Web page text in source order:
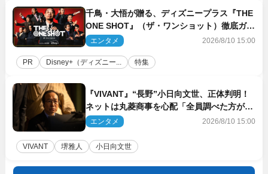
千鳥・大悟が贈る、ディズニープラス『THE
ONE SHOT』（ザ・ワンショット）徹底ガイ
ド！ 今のお笑い界に一石を投じる“真の笑
エンタメ 2026/8/10 15:00
PR Disney+（ディズニー... 特集
『VIVANT』“長野”小日向文世、正体判明！
ネットは丸菱商事を心配「全員調べた方がい
い」「魔境すぎん？？」
エンタメ 2026/8/10 15:00
VIVANT 堺雅人 小日向文世